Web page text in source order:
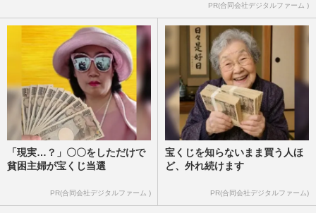
PR(合同会社デジタルファーム )
「現実…？」〇〇をしただけで
貧困主婦が宝くじ当選
PR(合同会社デジタルファーム )
宝くじを知らないまま買う人ほ
ど、外れ続けます
PR(合同会社デジタルファーム)